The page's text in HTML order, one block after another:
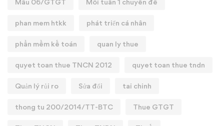
phan mem htkk phát triển cá nhân
phần mềm kế toán quan ly thue
quyet toan thue TNCN 2012 quyet toan thue tndn
Quản lý rủi ro Sửa đổi tai chinh
thong tu 200/2014/TT-BTC Thue GTGT